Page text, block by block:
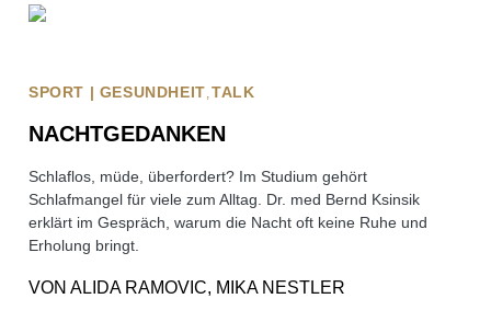
SPORT | GESUNDHEIT TALK
NACHTGEDANKEN
Schlaflos, müde, überfordert? Im Studium gehört
Schlafmangel für viele zum Alltag. Dr. med Bernd Ksinsik
erklärt im Gespräch, warum die Nacht oft keine Ruhe und
Erholung bringt.
VON ALIDA RAMOVIC, MIKA NESTLER